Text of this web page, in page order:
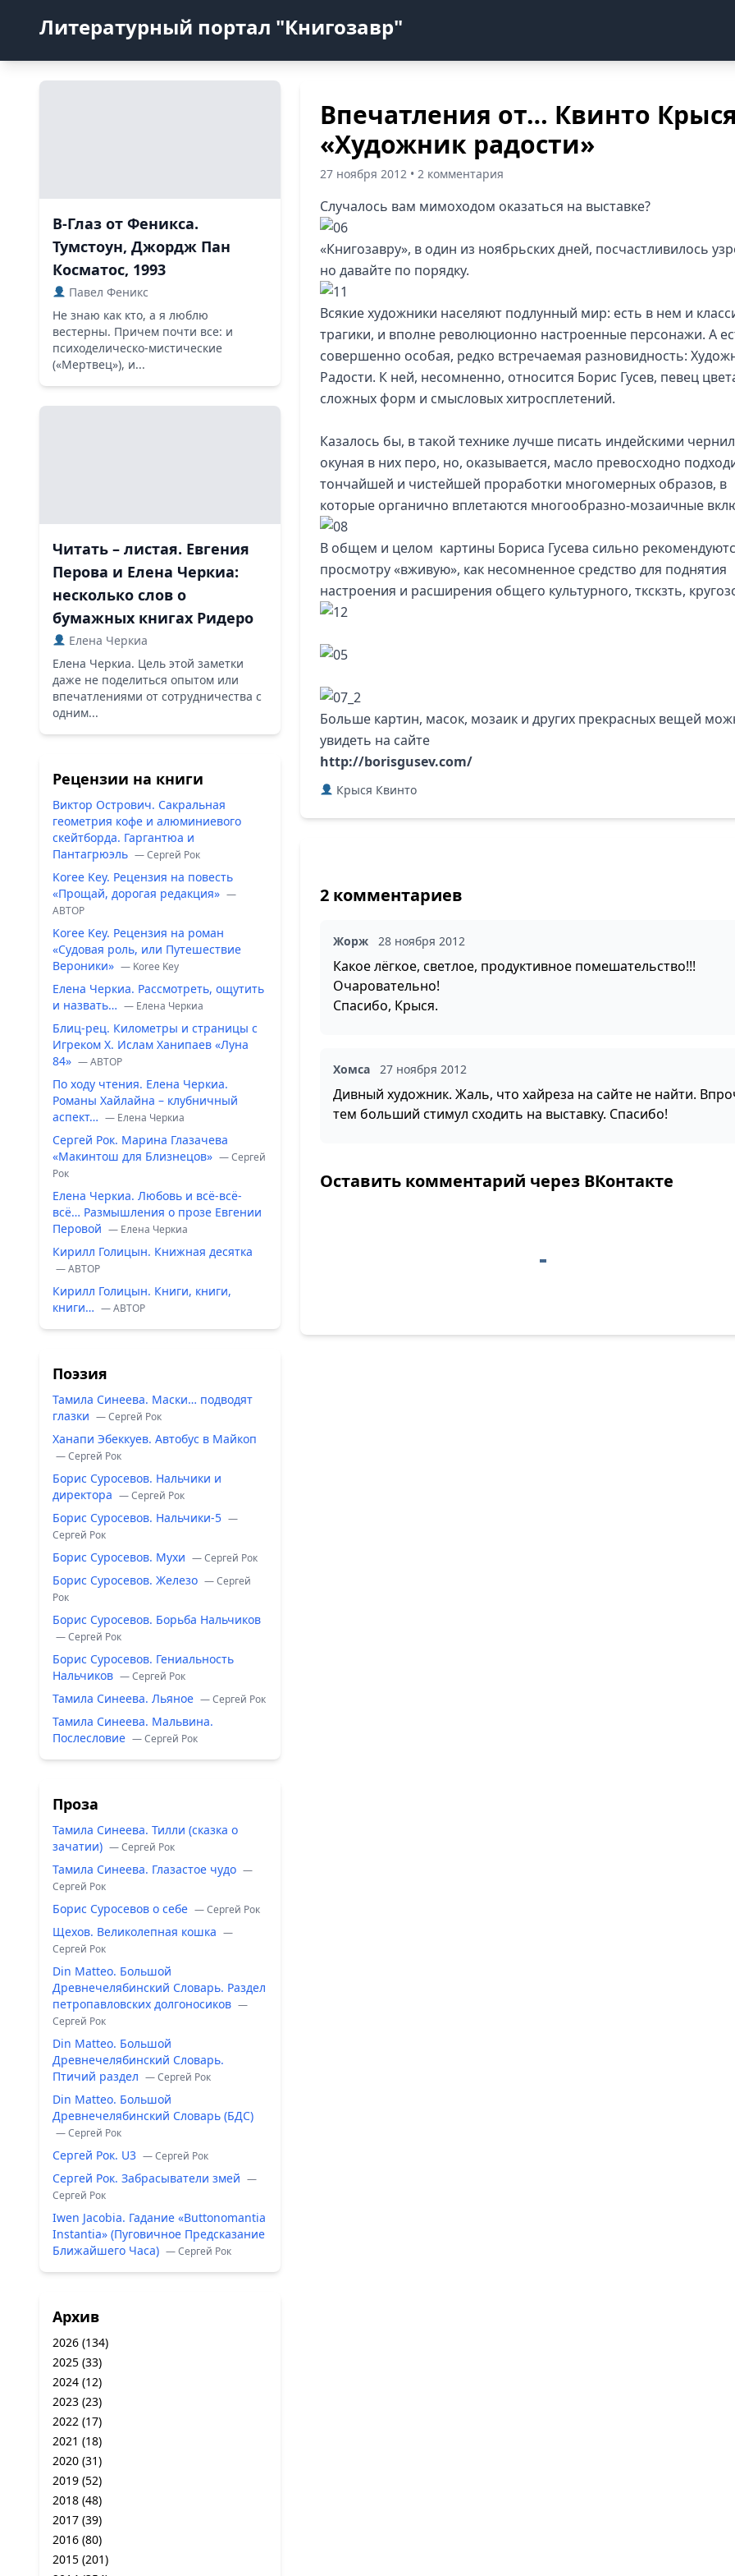
Литературный портал "Книгозавр"
В-Глаз от Феникса.
Тумстоун, Джордж Пан
Косматос, 1993
Павел Феникс
Не знаю как кто, а я люблю
вестерны. Причем почти все: и
психоделическо-мистические
(«Мертвец»), и...
Читать – листая. Евгения
Перова и Елена Черкиа:
несколько слов о
бумажных книгах Ридеро
Елена Черкиа
Елена Черкиа. Цель этой заметки
даже не поделиться опытом или
впечатлениями от сотрудничества с
одним...
Рецензии на книги
Виктор Острович. Сакральная
геометрия кофе и алюминиевого
скейтборда. Гаргантюа и
Пантагрюэль — Сергей Рок
Koree Key. Рецензия на повесть
«Прощай, дорогая редакция» —
ABTOP
Koree Key. Рецензия на роман
«Судовая роль, или Путешествие
Вероники» — Koree Key
Елена Черкиа. Рассмотреть, ощутить
и назвать… — Елена Черкиа
Блиц-рец. Километры и страницы с
Игреком Х. Ислам Ханипаев «Луна
84» — ABTOP
По ходу чтения. Елена Черкиа.
Романы Хайлайна – клубничный
аспект… — Елена Черкиа
Сергей Рок. Марина Глазачева
«Макинтош для Близнецов» — Сергей
Рок
Елена Черкиа. Любовь и всё-всё-
всё… Размышления о прозе Евгении
Перовой — Елена Черкиа
Кирилл Голицын. Книжная десятка
— ABTOP
Кирилл Голицын. Книги, книги,
книги… — ABTOP
Поэзия
Тамила Синеева. Маски… подводят
глазки — Сергей Рок
Ханапи Эбеккуев. Автобус в Майкоп
— Сергей Рок
Борис Суросевов. Нальчики и
директора — Сергей Рок
Борис Суросевов. Нальчики-5 —
Сергей Рок
Борис Суросевов. Мухи — Сергей Рок
Борис Суросевов. Железо — Сергей
Рок
Борис Суросевов. Борьба Нальчиков
— Сергей Рок
Борис Суросевов. Гениальность
Нальчиков — Сергей Рок
Тамила Синеева. Льяное — Сергей Рок
Тамила Синеева. Мальвина.
Послесловие — Сергей Рок
Проза
Тамила Синеева. Тилли (сказка о
зачатии) — Сергей Рок
Тамила Синеева. Глазастое чудо —
Сергей Рок
Борис Суросевов о себе — Сергей Рок
Щехов. Великолепная кошка —
Сергей Рок
Din Matteo. Большой
Древнечелябинский Словарь. Раздел
петропавловских долгоносиков —
Сергей Рок
Din Matteo. Большой
Древнечелябинский Словарь.
Птичий раздел — Сергей Рок
Din Matteo. Большой
Древнечелябинский Словарь (БДС)
— Сергей Рок
Сергей Рок. U3 — Сергей Рок
Сергей Рок. Забрасыватели змей —
Сергей Рок
Iwen Jacobia. Гадание «Buttonomantia
Instantia» (Пуговичное Предсказание
Ближайшего Часа) — Сергей Рок
Архив
2026 (134)
2025 (33)
2024 (12)
2023 (23)
2022 (17)
2021 (18)
2020 (31)
2019 (52)
2018 (48)
2017 (39)
2016 (80)
2015 (201)
Впечатления от… Квинто
«Художник радости»
27 ноября 2012 • 2 комментария
Случалось вам мимоходом оказаться на выставке?
«Книгозавру», в один из ноябрьских дней, посчастливилось
но давайте по порядку.
Всякие художники населяют подлунный мир: есть в нем и
трагики, и вполне революционно настроенные персонажи. А
совершенно особая, редко встречаемая разновидность:
Радости. К ней, несомненно, относится Борис Гусев, певец
сложных форм и смысловых хитросплетений.
Казалось бы, в такой технике лучше писать индейскими
окуная в них перо, но, оказывается, масло превосходно
тончайшей и чистейшей проработки многомерных образов, в
которые органично вплетаются многообразно-мозаичные
В общем и целом  картины Бориса Гусева сильно
просмотру «вживую», как несомненное средство для поднятия
настроения и расширения общего культурного, ткскзть,
Больше картин, масок, мозаик и других прекрасных вещей
увидеть на сайте
http://borisgusev.com/
Крыся Квинто
2 комментариев
Жорж 28 ноября 2012
Какое лёгкое, светлое, продуктивное помешательство!!!
Очаровательно!
Спасибо, Крыся.
Хомса 27 ноября 2012
Дивный художник. Жаль, что хайреза на сайте не найти.
тем больший стимул сходить на выставку. Спасибо!
Оставить комментарий через ВКонтакте